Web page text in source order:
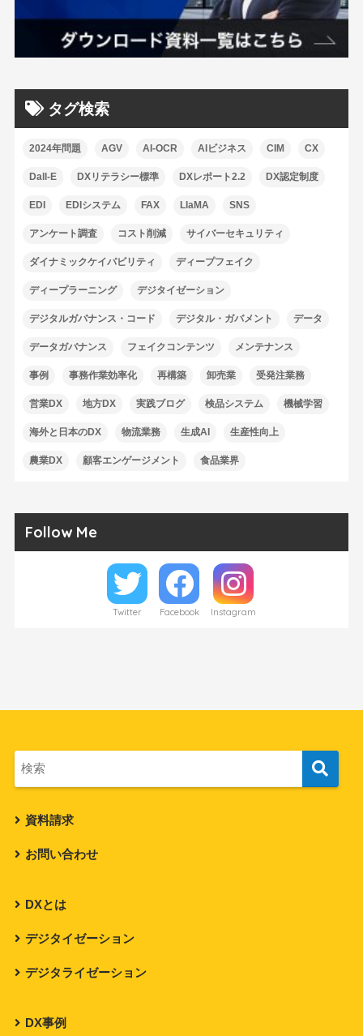
タグ検索
2024年問題 AGV AI-OCR AIビジネス CIM CX
Dall-E DXリテラシー標準 DXレポート2.2 DX認定制度
EDI EDIシステム FAX LlaMA SNS
アンケート調査 コスト削減 サイバーセキュリティ
ダイナミックケイパビリティ ディープフェイク
ディープラーニング デジタイゼーション
デジタルガバナンス・コード デジタル・ガバメント データ
データガバナンス フェイクコンテンツ メンテナンス
事例 事務作業効率化 再構築 卸売業 受発注業務
営業DX 地方DX 実践ブログ 検品システム 機械学習
海外と日本のDX 物流業務 生成AI 生産性向上
農業DX 顧客エンゲージメント 食品業界
Follow Me
Twitter Facebook Instagram
資料請求
お問い合わせ
DXとは
デジタイゼーション
デジタライゼーション
DX事例